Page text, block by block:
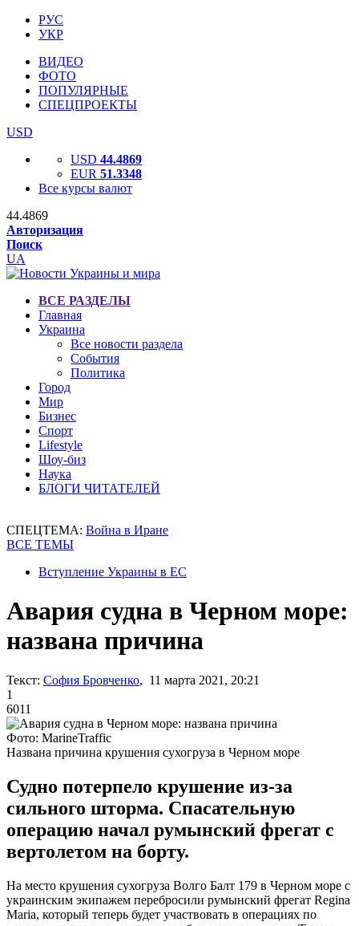
РУС
УКР
ВИДЕО
ФОТО
ПОПУЛЯРНЫЕ
СПЕЦПРОЕКТЫ
USD
USD 44.4869
EUR 51.3348
Все курсы валют
44.4869
Авторизация
Поиск
UA
ВСЕ РАЗДЕЛЫ
Главная
Украина
Все новости раздела
События
Политика
Город
Мир
Бизнес
Спорт
Lifestyle
Шоу-биз
Наука
БЛОГИ ЧИТАТЕЛЕЙ
СПЕЦТЕМА: Война в Иране
ВСЕ ТЕМЫ
Вступление Украины в ЕС
Авария судна в Черном море:
названа причина
Текст: София Бровченко, 11 марта 2021, 20:21
1
6011
Фото: MarineTraffic
Названа причина крушения сухогруза в Черном море
Судно потерпело крушение из-за
сильного шторма. Спасательную
операцию начал румынский фрегат с
вертолетом на борту.
На место крушения сухогруза Волго Балт 179 в Черном море с
украинским экипажем перебросили румынский фрегат Regina
Maria, который теперь будет участвовать в операциях по